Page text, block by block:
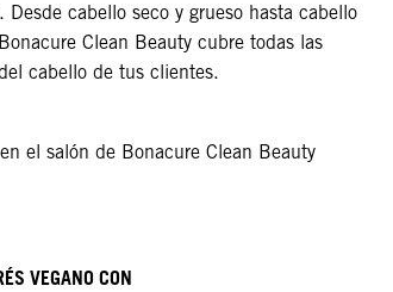
cabello seco y grueso hasta cabello
Clean Beauty cubre todas las
cabello de tus clientes.
el salón de Bonacure Clean Beauty
VEGANO CON